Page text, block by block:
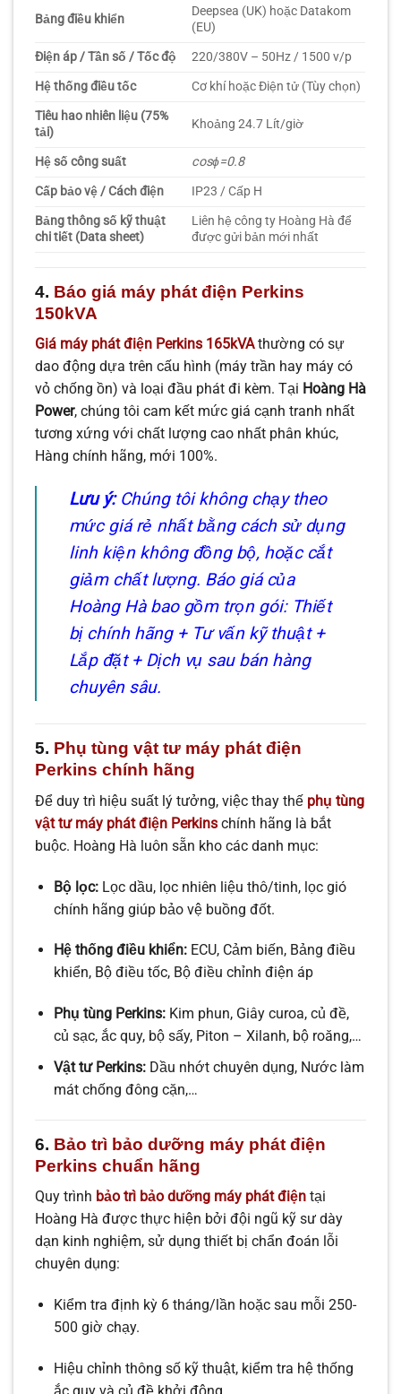
Bảng điều khiển
Deepsea (UK) hoặc Datakom
(EU)
Điện áp / Tần số / Tốc độ
220/380V – 50Hz / 1500 v/p
Hệ thống điều tốc
Cơ khí hoặc Điện tử (Tùy chọn)
Tiêu hao nhiên liệu (75%
tải)
Khoảng 24.7 Lít/giờ
Hệ số công suất cosϕ=0.8
Cấp bảo vệ / Cách điện
IP23 / Cấp H
Bảng thông số kỹ thuật
chi tiết (Data sheet)
Liên hệ công ty Hoàng Hà để
được gửi bản mới nhất
4. Báo giá máy phát điện Perkins
150kVA
Giá máy phát điện Perkins 165kVAthường có sự
dao động dựa trên cấu hình (máy trần hay máy có
vỏ chống ồn) và loại đầu phát đi kèm. Tại Hoàng Hà
Power, chúng tôi cam kết mức giá cạnh tranh nhất
tương xứng với chất lượng cao nhất phân khúc,
Hàng chính hãng, mới 100%.
Lưu ý:Chúng tôi không chạy theo
mức giá rẻ nhất bằng cách sử dụng
linh kiện không đồng bộ, hoặc cắt
giảm chất lượng. Báo giá của
Hoàng Hà bao gồm trọn gói: Thiết
bị chính hãng + Tư vấn kỹ thuật +
Lắp đặt + Dịch vụ sau bán hàng
chuyên sâu.
5. Phụ tùng vật tư máy phát điện
Perkins chính hãng
Để duy trì hiệu suất lý tưởng, việc thay thế phụ tùng
vật tư máy phát điện Perkins chính hãng là bắt
buộc. Hoàng Hà luôn sẵn kho các danh mục:
Bộ lọc:Lọc dầu, lọc nhiên liệu thô/tinh, lọc gió
chính hãng giúp bảo vệ buồng đốt.
Hệ thống điều khiển:ECU, Cảm biến, Bảng điều
khiển, Bộ điều tốc, Bộ điều chỉnh điện áp
Phụ tùng Perkins:Kim phun, Giây curoa, củ đề,
củ sạc, ắc quy, bộ sấy, Piton – Xilanh, bộ roăng,…
Vật tư Perkins:Dầu nhớt chuyên dụng, Nước làm
mát chống đông cặn,…
6. Bảo trì bảo dưỡng máy phát điện
Perkins chuẩn hãng
Quy trình bảo trì bảo dưỡng máy phát điện tại
Hoàng Hà được thực hiện bởi đội ngũ kỹ sư dày
dạn kinh nghiệm, sử dụng thiết bị chẩn đoán lỗi
chuyên dụng:
Kiểm tra định kỳ 6 tháng/lần hoặc sau mỗi 250-
500 giờ chạy.
Hiệu chỉnh thông số kỹ thuật, kiểm tra hệ thống